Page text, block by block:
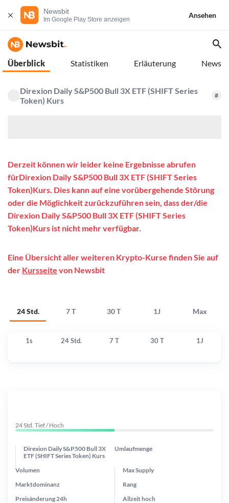
Newsbit
Im Google Play Store anzeigen
Ansehen
Überblick Statistiken Erläuterung News
Direxion Daily S&P500 Bull 3X ETF (SHIFT Series
Token) Kurs
#
24 Std. 7 T 30 T 1J Max
Derzeit können wir leider keine Ergebnisse abrufen
fürDirexion Daily S&P500 Bull 3X ETF (SHIFT Series
Token)Kurs. Dies kann auf eine vorübergehende Störung
oder die Möglichkeit zurückzuführen sein, dass der/die
Direxion Daily S&P500 Bull 3X ETF (SHIFT Series
Token)Kurs ist nicht mehr verfügbar.
Eine Übersicht aller weiteren Krypto-Kurse finden Sie auf
der Kursseite von Newsbit
1s 24 Std. 7 T 30 T 1J
24 Std. Tief / Hoch
Direxion Daily S&P500 Bull 3X
ETF (SHIFT Series Token) Kurs
Umlaufmenge
Preisänderung 24h
Max Supply
Marktdominanz
Volumen
Rang
Allzeithoch